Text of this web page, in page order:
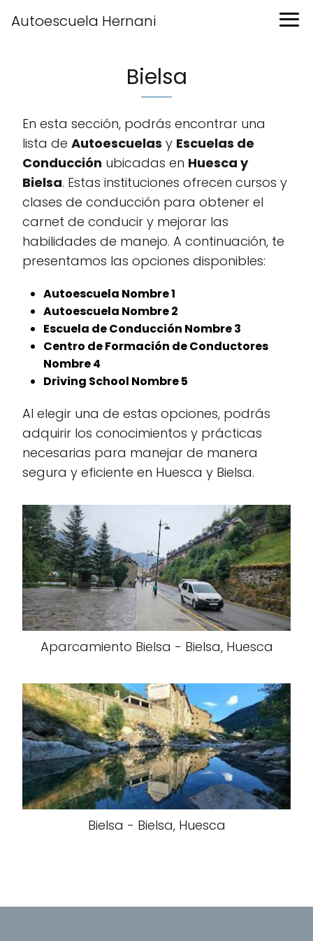
Autoescuela Hernani
Bielsa
En esta sección, podrás encontrar una
lista de Autoescuelas y Escuelas de
Conducción ubicadas en Huesca y
Bielsa. Estas instituciones ofrecen cursos y
clases de conducción para obtener el
carnet de conducir y mejorar las
habilidades de manejo. A continuación, te
presentamos las opciones disponibles:
Autoescuela Nombre 1
Autoescuela Nombre 2
Escuela de Conducción Nombre 3
Centro de Formación de Conductores
Nombre 4
Driving School Nombre 5
Al elegir una de estas opciones, podrás
adquirir los conocimientos y prácticas
necesarias para manejar de manera
segura y eficiente en Huesca y Bielsa.
Aparcamiento Bielsa - Bielsa, Huesca
Bielsa - Bielsa, Huesca